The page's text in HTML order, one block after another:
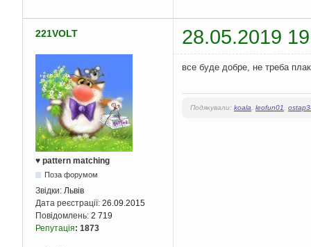
221VOLT 28.05.2019
♥ pattern matching
Поза форумом
Звідки: Львів
Дата реєстрації: 26.09.2015
Повідомлень: 2 719
Репутація: 1873
все буде добре, не треба
Подякували: koala, leofun01,